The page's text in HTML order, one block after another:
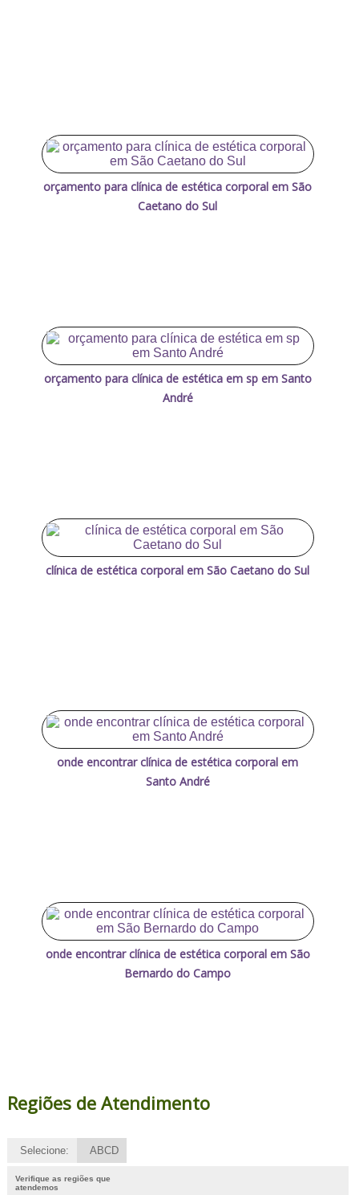
orçamento para clínica de estética corporal em São
Caetano do Sul
orçamento para clínica de estética em sp em Santo
André
clínica de estética corporal em São Caetano do Sul
onde encontrar clínica de estética corporal em
Santo André
onde encontrar clínica de estética corporal em São
Bernardo do Campo
Regiões de Atendimento
Selecione: ABCD
Verifique as regiões que
atendemos